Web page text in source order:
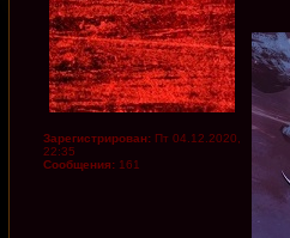
Зарегистрирован: Пт 04.12.2020,
22:35
Сообщения: 161